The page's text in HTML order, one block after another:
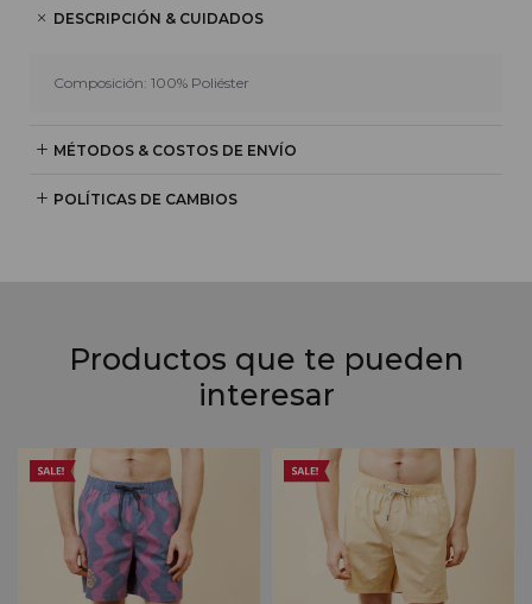
DESCRIPCIÓN & CUIDADOS
Composición: 100% Poliéster
MÉTODOS & COSTOS DE ENVÍO
POLÍTICAS DE CAMBIOS
Productos que te pueden
interesar